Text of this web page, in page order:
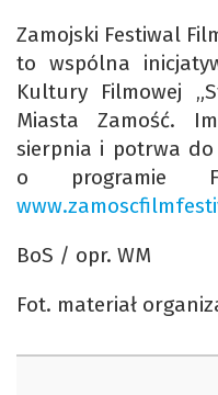
Zamojski Festiwal
to wspólna
Kultury Filmowej
Miasta Zamość.
sierpnia i potrwa do
o programie
BoS / opr. WM
Fot. materiał